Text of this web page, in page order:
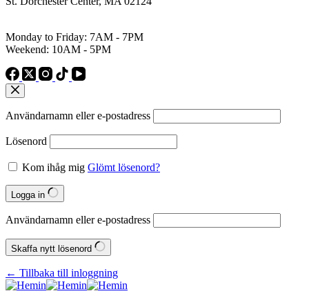
Monday to Friday: 7AM - 7PM
Weekend: 10AM - 5PM
Användarnamn eller e‑postadress
Lösenord
Kom ihåg mig Glömt lösenord?
Logga in
Användarnamn eller e‑postadress
Skaffa nytt lösenord
← Tillbaka till inloggning